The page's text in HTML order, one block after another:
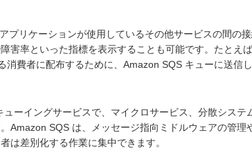
プリケーションが使用しているその他サービスの間の
害率といった指標を表示することも可能です。たとえ
費者に配布するために、Amazon SQS キューに送信
ーイングサービスで、マイクロサービス、分散システ
Amazon SQS は、メッセージ指向ミドルウェアの管理
は差別化する作業に集中できます。